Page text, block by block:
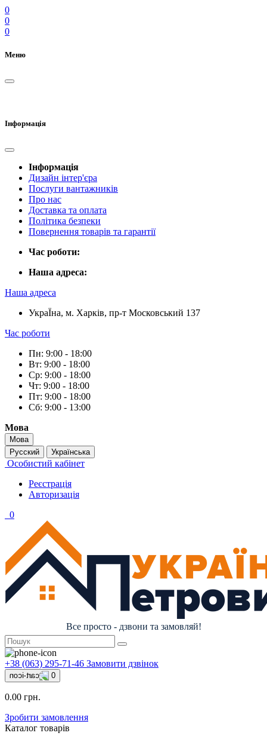
0
0
0
Меню
Інформація
Інформація
Дизайн інтер'єра
Послуги вантажників
Про нас
Доставка та оплата
Політика безпеки
Повернення товарів та гарантії
Час роботи:
Наша адреса:
Наша адреса
УкраЇна, м. Харків, пр-т Московський 137
Час роботи
Пн: 9:00 - 18:00
Вт: 9:00 - 18:00
Ср: 9:00 - 18:00
Чт: 9:00 - 18:00
Пт: 9:00 - 18:00
Сб: 9:00 - 13:00
Мова
Мова
Русский
Українська
Особистий кабінет
Реєстрація
Авторизація
0
Все просто - дзвони та замовляй!
+38 (063) 295-71-46 Замовити дзвінок
0
0.00 грн.
Зробити замовлення
Каталог товарів